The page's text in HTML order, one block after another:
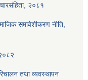
२०८१
समावेशीकरण नीति,
तथा व्यवस्थापन